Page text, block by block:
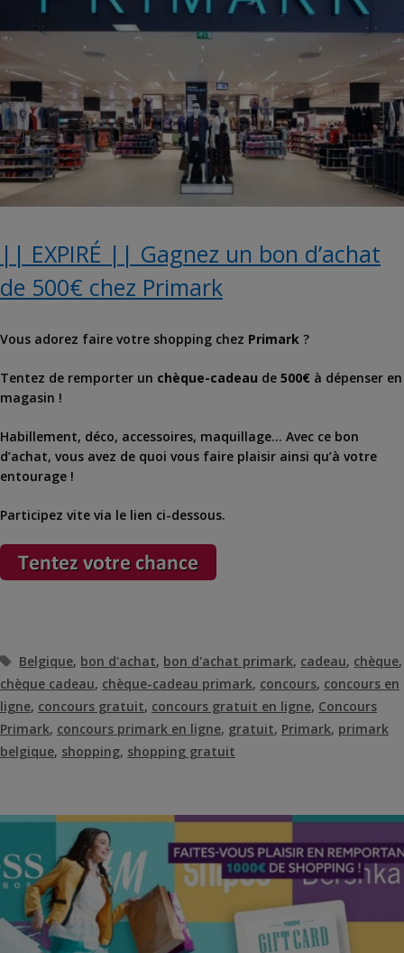
|| EXPIRÉ || Gagnez un bon d’achat
de 500€ chez Primark
Vous adorez faire votre shopping chez Primark ?
Tentez de remporter un chèque-cadeau de 500€ à dépenser en
magasin !
Habillement, déco, accessoires, maquillage… Avec ce bon
d’achat, vous avez de quoi vous faire plaisir ainsi qu’à votre
entourage !
Participez vite via le lien ci-dessous.
Étiquettes
Belgique, bon d'achat, bon d'achat primark, cadeau, chèque,
chèque cadeau, chèque-cadeau primark, concours, concours en
ligne, concours gratuit, concours gratuit en ligne, Concours
Primark, concours primark en ligne, gratuit, Primark, primark
belgique, shopping, shopping gratuit